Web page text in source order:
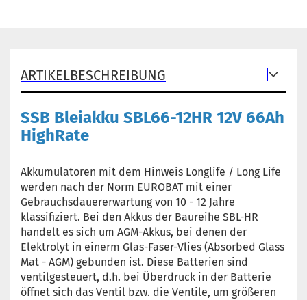
ARTIKELBESCHREIBUNG
SSB Bleiakku SBL66-12HR 12V 66Ah
HighRate
Akkumulatoren mit dem Hinweis Longlife / Long Life
werden nach der Norm EUROBAT mit einer
Gebrauchsdauererwartung von 10 - 12 Jahre
klassifiziert. Bei den Akkus der Baureihe SBL-HR
handelt es sich um AGM-Akkus, bei denen der
Elektrolyt in einerm Glas-Faser-Vlies (Absorbed Glass
Mat - AGM) gebunden ist. Diese Batterien sind
ventilgesteuert, d.h. bei Überdruck in der Batterie
öffnet sich das Ventil bzw. die Ventile, um größeren